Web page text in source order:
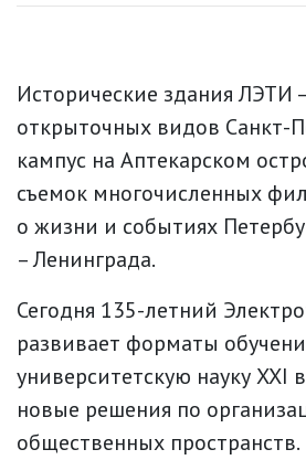
Исторические здания ЛЭТИ
открыточных видов Санкт-
кампус на Аптекарском
съемок многочисленных
о жизни и событиях
– Ленинграда.
Сегодня 135-летний
развивает форматы
университетскую науку XXI
новые решения по
общественных пространств.